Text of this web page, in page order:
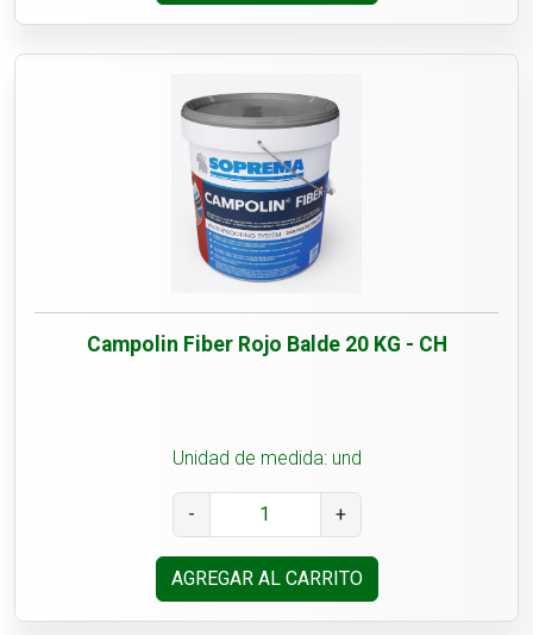
Campolin Fiber Rojo Balde 20 KG - CH
Unidad de medida: und
- +
AGREGAR AL CARRITO